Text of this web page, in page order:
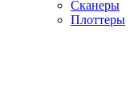
Сканеры
Плоттеры